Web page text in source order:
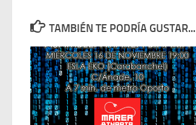
TAMBIÉN TE PODRÍA GUSTAR...